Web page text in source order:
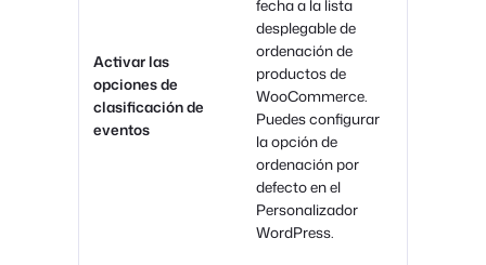
Activar las
opciones de
clasificación de
eventos
fecha a la lista
desplegable de
ordenación de
productos de
WooCommerce.
Puedes configurar
la opción de
ordenación por
defecto en el
Personalizador
WordPress.